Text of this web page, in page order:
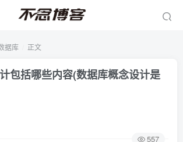
据库 正文
包括哪些内容(数据库概念设计是
557